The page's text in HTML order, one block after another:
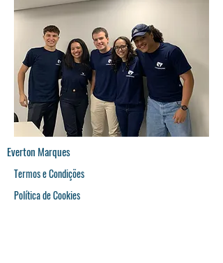
Everton Marques
Termos e Condições
Política de Cookies